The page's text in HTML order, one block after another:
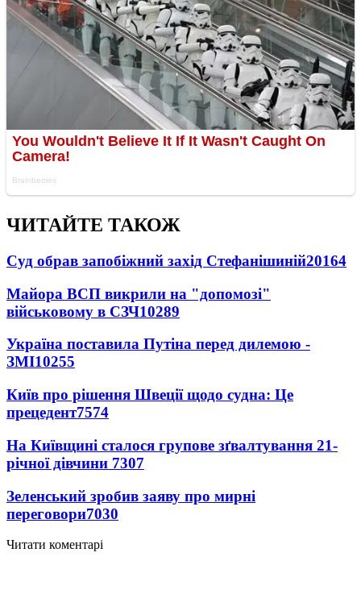
ЧИТАЙТЕ ТАКОЖ
Суд обрав запобіжний захід Стефанішиній20164
Майора ВСП викрили на "допомозі"
військовому в СЗЧ10289
Україна поставила Путіна перед дилемою -
ЗМІ10255
Київ про рішення Швеції щодо судна: Це
прецедент7574
На Київщині сталося групове зґвалтування 21-
річної дівчини 7307
Зеленський зробив заяву про мирні
переговори7030
Читати коментарі